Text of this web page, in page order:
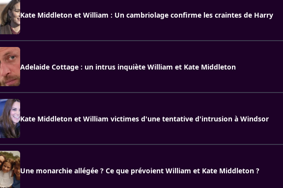
Kate Middleton et William : Un cambriolage confirme les craintes de Harry
Adelaide Cottage : un intrus inquiète William et Kate Middleton
Kate Middleton et William victimes d'une tentative d'intrusion à Windsor
Une monarchie allégée ? Ce que prévoient William et Kate Middleton ?